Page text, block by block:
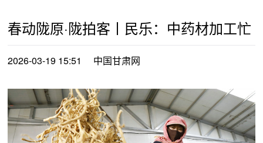
春动陇原·陇拍客丨民乐：中药材加工忙
2026-03-19 15:51 中国甘肃网